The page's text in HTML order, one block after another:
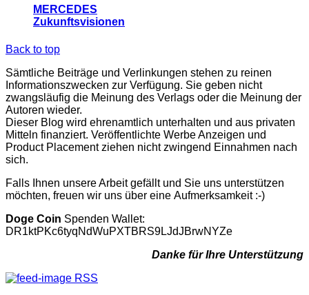
MERCEDES
Zukunftsvisionen
Back to top
Sämtliche Beiträge und Verlinkungen stehen zu reinen
Informationszwecken zur Verfügung. Sie geben nicht
zwangsläufig die Meinung des Verlags oder die Meinung der
Autoren wieder.
Dieser Blog wird ehrenamtlich unterhalten und aus privaten
Mitteln finanziert. Veröffentlichte Werbe Anzeigen und
Product Placement ziehen nicht zwingend Einnahmen nach
sich.
Falls Ihnen unsere Arbeit gefällt und Sie uns unterstützen
möchten, freuen wir uns über eine Aufmerksamkeit :-)
Doge Coin Spenden Wallet:
DR1ktPKc6tyqNdWuPXTBRS9LJdJBrwNYZe
Danke für Ihre Unterstützung
RSS